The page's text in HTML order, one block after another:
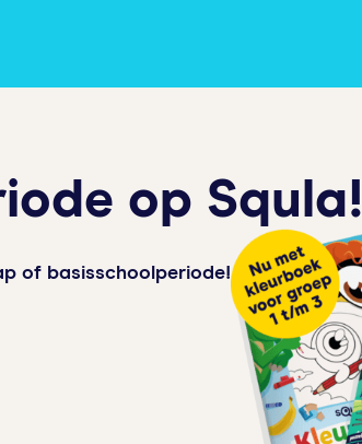
op Squla!
of basisschoolperiode!